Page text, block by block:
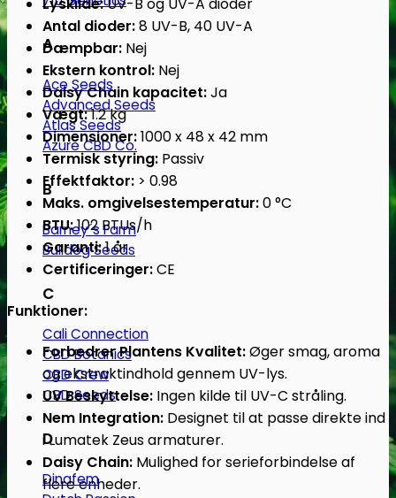
A
Ace Seeds
Advanced Seeds
Atlas Seeds
Azure CBD Co.
B
Barney´s Farm
Bulldog Seeds
C
Cali Connection
CBD Botanics
CBD Crew
CBD Seeds
D
Dinafem
Lyskilde:UV-B og UV-A dioder
Antal dioder:8 UV-B, 40 UV-A
Dæmpbar: Nej
Ekstern kontrol: Nej
Daisy Chain kapacitet:Ja
Vægt:1.2 kg
Dimensioner:1000 x 48 x 42 mm
Termisk styring: Passiv
Effektfaktor: > 0.98
Maks. omgivelsestemperatur:0 °C
BTU:102 BTUs/h
Garanti:1 år
Certificeringer:CE
Funktioner:
Forbedrer Plantens Kvalitet:Øger smag, aroma
og ekstraktindhold gennem UV-lys.
UV Beskyttelse: Ingen kilde til UV-C stråling.
Nem Integration: Designet til at passe direkte ind
i Lumatek Zeus armaturer.
Daisy Chain: Mulighed for serieforbindelse af
flere enheder.